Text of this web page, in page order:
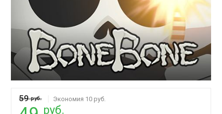
59руб. Экономия 10 руб.
руб.